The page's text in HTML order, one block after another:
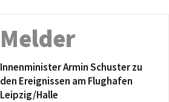
Melder
Innenminister Armin Schuster zu
den Ereignissen am Flughafen
Leipzig/Halle